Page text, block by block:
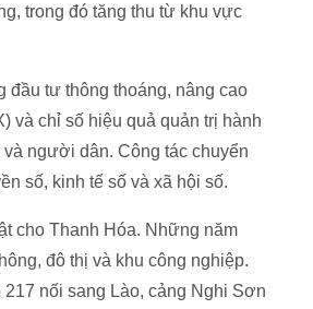
trong đó tăng thu từ khu vực
đầu tư thông thoáng, nâng cao
và chỉ số hiệu quả quản trị hành
người dân. Công tác chuyển
số, kinh tế số và xã hội số.
cho Thanh Hóa. Những năm
đô thị và khu công nghiệp.
nối sang Lào, cảng Nghi Sơn